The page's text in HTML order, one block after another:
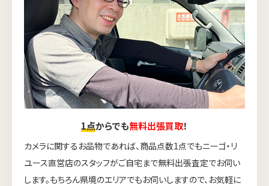
1点からでも無料出張買取！
カメラに関するお品物であれば、商品点数1点でもニーゴ・リ
ユース直営店のスタッフがご自宅まで無料出張査定でお伺い
します。もちろん県境のエリアでもお伺いしますので、お気軽に